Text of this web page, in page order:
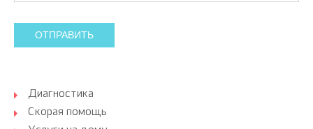
ОТПРАВИТЬ
Диагностика
Скорая помощь